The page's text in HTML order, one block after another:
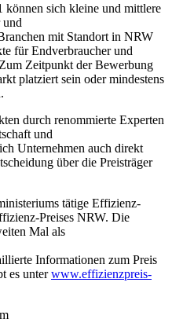
sich kleine und mittlere
und
mit Standort in NRW
für Endverbraucher und
Zeitpunkt der Bewerbung
platziert sein oder mindestens
durch renommierte Experten
und
Unternehmen auch direkt
über die Preisträger
tätige Effizienz-
Preises NRW. Die
Mal als
Informationen zum Preis
es unterwww.effizienzpreis-